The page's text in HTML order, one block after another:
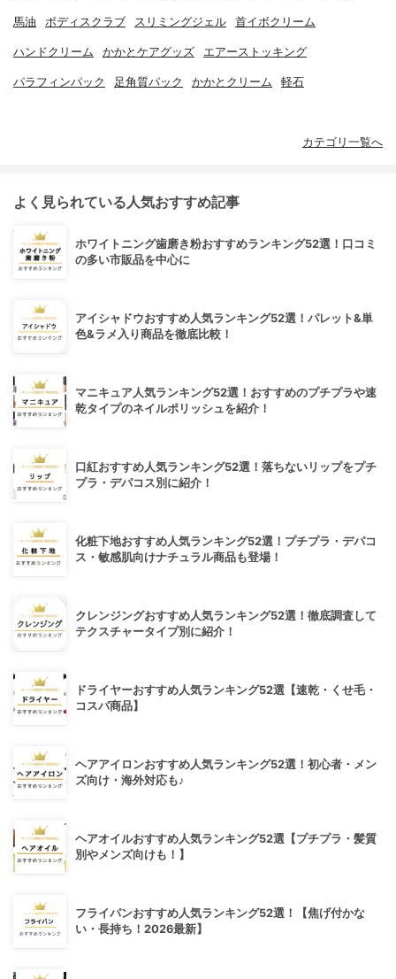
馬油 ボディスクラブ スリミングジェル 首イボクリーム
ハンドクリーム かかとケアグッズ エアーストッキング
パラフィンパック 足角質パック かかとクリーム 軽石
カテゴリ一覧へ
よく見られている人気おすすめ記事
ホワイトニング歯磨き粉おすすめランキング52選！口コミ
の多い市販品を中心に
アイシャドウおすすめ人気ランキング52選！パレット&単
色&ラメ入り商品を徹底比較！
マニキュア人気ランキング52選！おすすめのプチプラや速
乾タイプのネイルポリッシュを紹介！
口紅おすすめ人気ランキング52選！落ちないリップをプチ
プラ・デパコス別に紹介！
化粧下地おすすめ人気ランキング52選！プチプラ・デパコ
ス・敏感肌向けナチュラル商品も登場！
クレンジングおすすめ人気ランキング52選！徹底調査して
テクスチャータイプ別に紹介！
ドライヤーおすすめ人気ランキング52選【速乾・くせ毛・
コスパ商品】
ヘアアイロンおすすめ人気ランキング52選！初心者・メン
ズ向け・海外対応も♪
ヘアオイルおすすめ人気ランキング52選【プチプラ・髪質
別やメンズ向けも！】
フライパンおすすめ人気ランキング52選！【焦げ付かな
い・長持ち！2026最新】